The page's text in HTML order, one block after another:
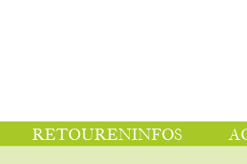
RETOURENINFOS